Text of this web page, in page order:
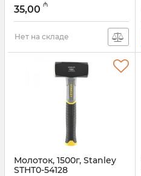
35,00 ₼
Нет на складе
Молоток, 1500г, Stanley
STHT0-54128